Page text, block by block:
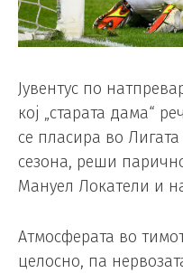
Јувентус по
кој „старата дама“
се пласира во
сезона, реши
Мануел Локатели и
Атмосферата во
целосно, па